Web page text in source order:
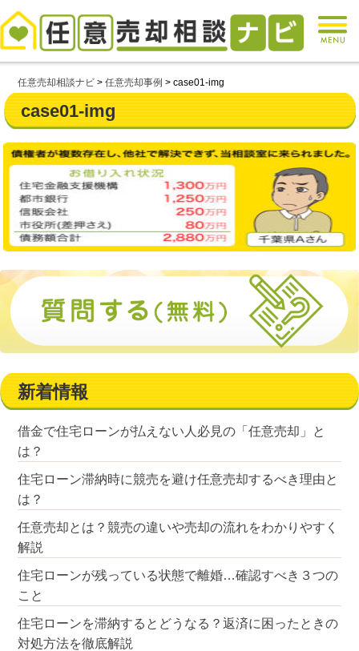
任意売却相談ナビ >任意売却事例 >case01-img
case01-img
新着情報
借金で住宅ローンが払えない人必見の「任意売却」と
は？
住宅ローン滞納時に競売を避け任意売却するべき理由と
は？
任意売却とは？競売の違いや売却の流れをわかりやすく
解説
住宅ローンが残っている状態で離婚…確認すべき３つの
こと
住宅ローンを滞納するとどうなる？返済に困ったときの
対処方法を徹底解説